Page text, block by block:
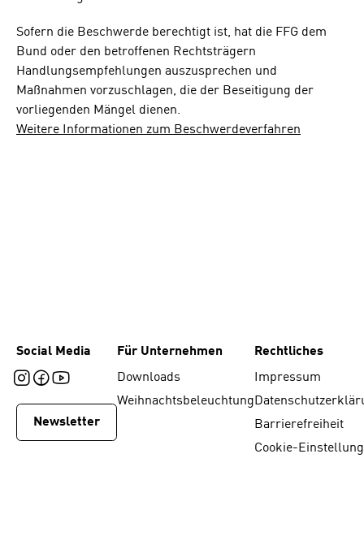
Sofern die Beschwerde berechtigt ist, hat die FFG dem
Bund oder den betroffenen Rechtsträgern
Handlungsempfehlungen auszusprechen und
Maßnahmen vorzuschlagen, die der Beseitigung der
vorliegenden Mängel dienen.
Weitere Informationen zum Beschwerdeverfahren
Social Media
Newsletter
Für Unternehmen
Downloads
Weihnachtsbeleuchtung
Rechtliches
Impressum
Barrierefreiheit
Cookie-